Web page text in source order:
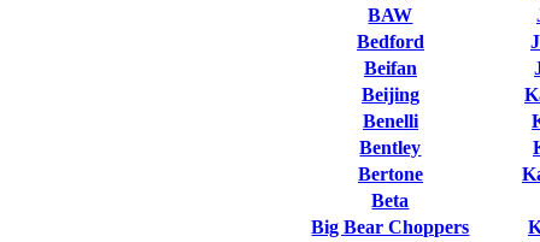
BAW
Bedford
Beifan
Beijing
Benelli
Bentley
Bertone
Beta
Big Bear Choppers